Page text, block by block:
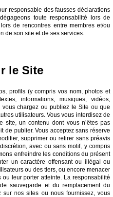
responsable des fausses déclarations
toute responsabilité lors de
de rencontres entre membres et/ou
de son site et de ses services.
le Site
profils (y compris vos nom, photos et
informations, musiques, vidéos,
chargez ou publiez le Site ou que
utilisateurs. Vous vous interdisez de
site, un contenu dont vous n’êtes pas
de publier. Vous acceptez sans réserve
supprimer ou retirer sans préavis
avec ou sans motif, y compris
enfreindre les conditions du présent
un caractère offensant ou illégal ou
ou des tiers, ou encore menacer
leur porter atteinte. La responsabilité
sauvegarde et du remplacement du
nos sites ou nous fournissez, vous